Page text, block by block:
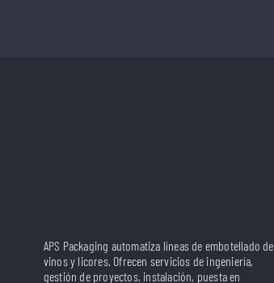
APS Packaging automatiza líneas de embotellado de
vinos y licores. Ofrecen servicios de ingeniería,
gestión de proyectos, instalación, puesta en